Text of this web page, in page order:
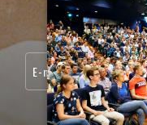
SCHRIJF JE